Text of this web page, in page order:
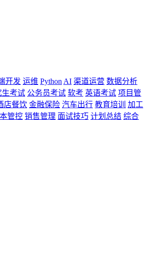
开发 运维 Python AI 渠道运营 数据分析
生考试 公务员考试 软考 英语考试 项目管
店餐饮 金融保险 汽车出行 教育培训
加工
管控 销售管理 面试技巧 计划总结 综合